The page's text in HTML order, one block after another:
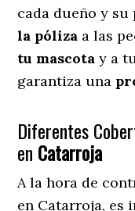
cada dueño y
la póliza a las
tu mascota y a
garantiza una
Diferentes
en Catarroja
A la hora de
en Catarroja, es